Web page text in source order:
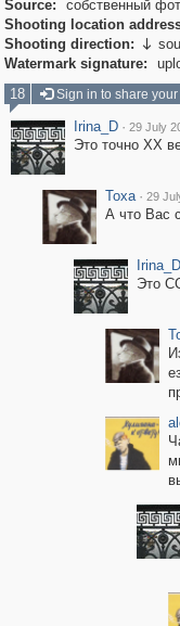
Source:
собственный
Shooting location
Shooting direction: 
Watermark signature:
18
Sign in to share
Irina_D · 29 July
Это точно XX
Toxa · 29
А что Вас
Irina_D
Это